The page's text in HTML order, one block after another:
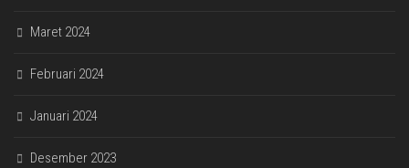
Maret 2024
Februari 2024
Januari 2024
Desember 2023